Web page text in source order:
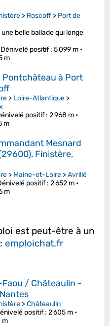
> Roscoff > Port de
belle ballade qui longe
Dénivelé positif: 5 099 m •
m
Pontchâteau à Port
> Loire-Atlantique >
positif: 2 968 m •
m
Mesnard
Finistère,
> Maine-et-Loire >Avrillé
positif: 2 652 m •
m
est peut-être à un
emploichat.fr
/ Châteaulin -
>Châteaulin
positif: 2 605 m •
m